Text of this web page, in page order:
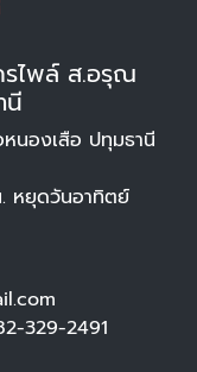
รไพล์ ส.อรุณ
นี
หนองเสือ ปทุมธานี
หยุดวันอาทิตย์
329-2491